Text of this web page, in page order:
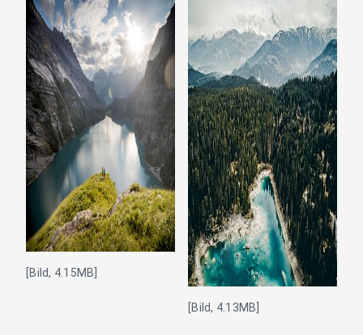
[Bild, 4.15MB]
[Bild, 4.13MB]